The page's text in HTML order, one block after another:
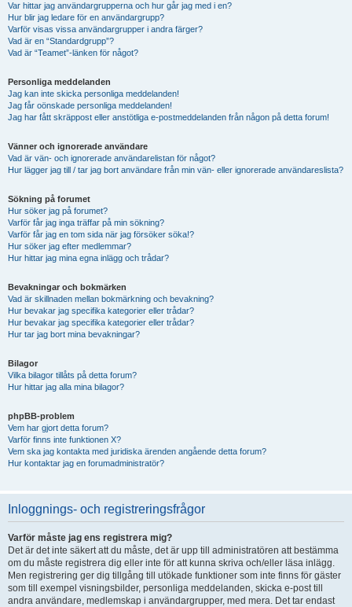
Var hittar jag användargrupperna och hur går jag med i en?
Hur blir jag ledare för en användargrupp?
Varför visas vissa användargrupper i andra färger?
Vad är en “Standardgrupp”?
Vad är “Teamet”-länken för något?
Personliga meddelanden
Jag kan inte skicka personliga meddelanden!
Jag får oönskade personliga meddelanden!
Jag har fått skräppost eller anstötliga e-postmeddelanden från någon på detta forum!
Vänner och ignorerade användare
Vad är vän- och ignorerade användarelistan för något?
Hur lägger jag till / tar jag bort användare från min vän- eller ignorerade användareslista?
Sökning på forumet
Hur söker jag på forumet?
Varför får jag inga träffar på min sökning?
Varför får jag en tom sida när jag försöker söka!?
Hur söker jag efter medlemmar?
Hur hittar jag mina egna inlägg och trådar?
Bevakningar och bokmärken
Vad är skillnaden mellan bokmärkning och bevakning?
Hur bevakar jag specifika kategorier eller trådar?
Hur bevakar jag specifika kategorier eller trådar?
Hur tar jag bort mina bevakningar?
Bilagor
Vilka bilagor tillåts på detta forum?
Hur hittar jag alla mina bilagor?
phpBB-problem
Vem har gjort detta forum?
Varför finns inte funktionen X?
Vem ska jag kontakta med juridiska ärenden angående detta forum?
Hur kontaktar jag en forumadministratör?
Inloggnings- och registreringsfrågor
Varför måste jag ens registrera mig?
Det är det inte säkert att du måste, det är upp till administratören att bestämma
om du måste registrera dig eller inte för att kunna skriva och/eller läsa inlägg.
Men registrering ger dig tillgång till utökade funktioner som inte finns för gäster
som till exempel visningsbilder, personliga meddelanden, skicka e-post till
andra användare, medlemskap i användargrupper, med mera. Det tar endast